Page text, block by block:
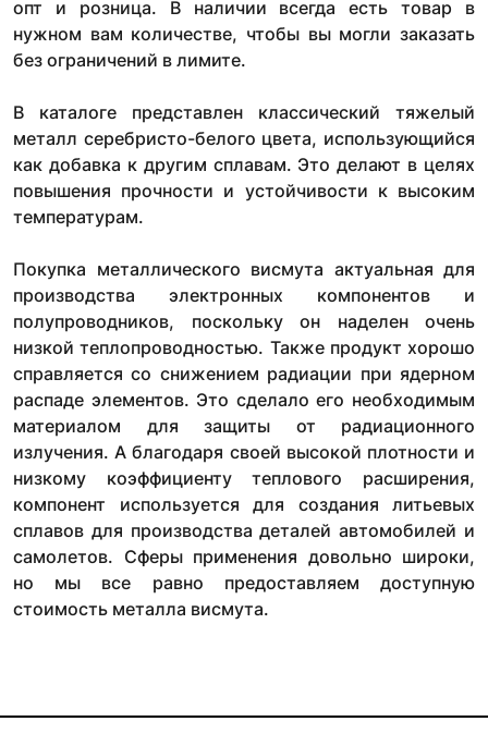
опт и розница. В наличии всегда есть товар в
нужном вам количестве, чтобы вы могли заказать
без ограничений в лимите.
В каталоге представлен классический тяжелый
металл серебристо-белого цвета, использующийся
как добавка к другим сплавам. Это делают в целях
повышения прочности и устойчивости к высоким
температурам.
Покупка металлического висмута актуальная для
производства электронных компонентов и
полупроводников, поскольку он наделен очень
низкой теплопроводностью. Также продукт хорошо
справляется со снижением радиации при ядерном
распаде элементов. Это сделало его необходимым
материалом для защиты от радиационного
излучения. А благодаря своей высокой плотности и
низкому коэффициенту теплового расширения,
компонент используется для создания литьевых
сплавов для производства деталей автомобилей и
самолетов. Сферы применения довольно широки,
но мы все равно предоставляем доступную
стоимость металла висмута.